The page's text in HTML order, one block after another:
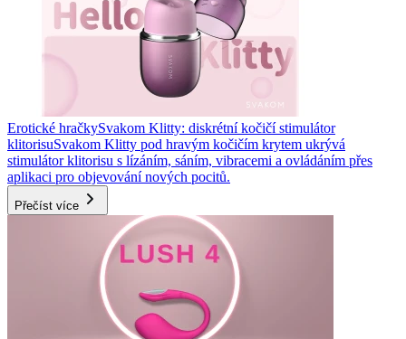
Erotické hračkySvakom Klitty: diskrétní kočičí stimulátor
klitorisuSvakom Klitty pod hravým kočičím krytem ukrývá
stimulátor klitorisu s lízáním, sáním, vibracemi a ovládáním přes
aplikaci pro objevování nových pocitů.
Přečíst více